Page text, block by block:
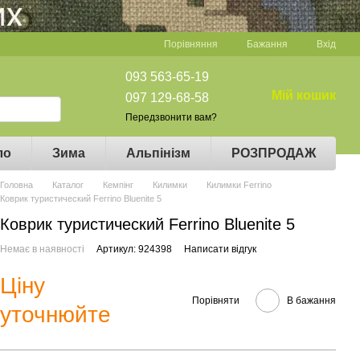
Порівняння Бажання Вхід
093 563-65-19
097 129-68-58
Передзвонити вам?
Мій кошик
Зима Альпінізм РОЗПРОДАЖ
Головна Каталог Кемпінг Килимки
Килимки Ferrino
Коврик туристический Ferrino Bluenite 5
Коврик туристический Ferrino Bluenite 5
Немає в наявності Артикул: 924398 Написати відгук
Ціну
уточнюйте
Порівняти В бажання